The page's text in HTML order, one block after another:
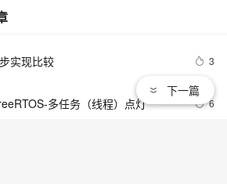
实现比较 3
多任务（线程）点灯 6
类有哪些？
下一篇